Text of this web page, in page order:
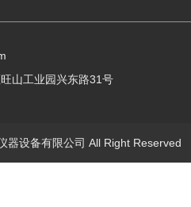
山工业园兴东路31号
器设备有限公司 All Right